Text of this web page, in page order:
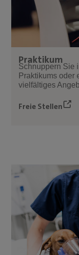
Praktikum
Schnuppern Sie
Praktikums oder
vielfältiges
Freie Stellen